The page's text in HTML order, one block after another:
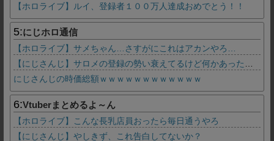
【ホロライブ】ルイ、登録者１００万人達成おめでとう！！
5:にじホロ通信
【ホロライブ】サメちゃん…さすがにこれはアカンやろ…
にじさんじの時価総額ｗｗｗｗｗｗｗｗｗｗｗｗ
6:Vtuberまとめるよ～ん
【ホロライブ】こんな長乳店員おったら毎日通うやろ
【にじさんじ】やしきず、これ告白してないか？